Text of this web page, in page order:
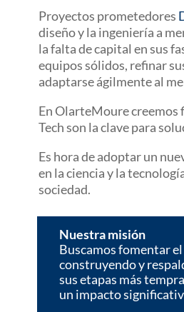
Proyectos prometedores
diseño y la ingeniería a
la falta de capital en sus
equipos sólidos, refinar
adaptarse ágilmente al
En OlarteMoure
Tech son la clave para
Es hora de adoptar un
en la ciencia y la
sociedad.
Nuestra misión
Buscamos fomentar
construyendo y
sus etapas más
un impacto